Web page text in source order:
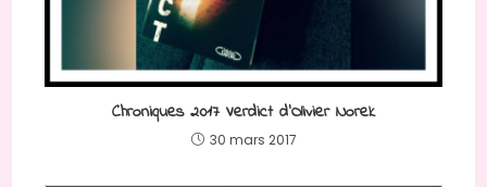
Chroniques 2017 Verdict d’Olivier Norek
30 mars 2017